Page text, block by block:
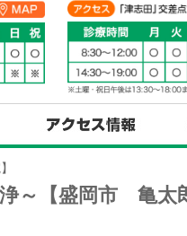
～【盛岡市 亀太